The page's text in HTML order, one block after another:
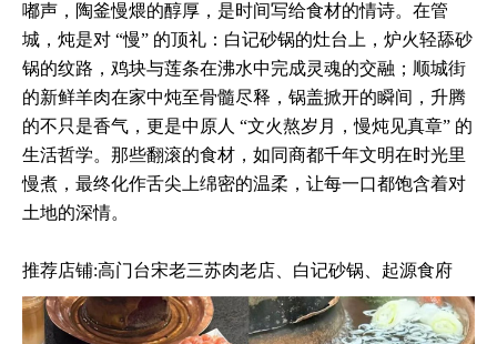
嘟声，陶釜慢煨的醇厚，是时间写给食材的情诗。在管
城，炖是对 “慢” 的顶礼：白记砂锅的灶台上，炉火轻舔砂
锅的纹路，鸡块与莲条在沸水中完成灵魂的交融；顺城街
的新鲜羊肉在家中炖至骨髓尽释，锅盖掀开的瞬间，升腾
的不只是香气，更是中原人 “文火熬岁月，慢炖见真章” 的
生活哲学。那些翻滚的食材，如同商都千年文明在时光里
慢煮，最终化作舌尖上绵密的温柔，让每一口都饱含着对
土地的深情。
推荐店铺:高门台宋老三苏肉老店、白记砂锅、起源食府